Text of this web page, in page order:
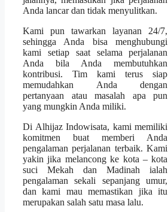
Anda lancar dan tidak menyulitkan.
Kami pun tawarkan layanan 24/7,
sehingga Anda bisa menghubungi
kami setiap saat selama perjalanan
Anda bila Anda membutuhkan
kontribusi. Tim kami terus siap
memudahkan Anda dengan
pertanyaan atau masalah apa pun
yang mungkin Anda miliki.
Di Alhijaz Indowisata, kami memiliki
komitmen buat memberi Anda
pengalaman perjalanan terbaik. Kami
yakin jika melancong ke kota – kota
suci Mekah dan Madinah ialah
pengalaman sekali sepanjang umur,
dan kami mau memastikan jika itu
merupakan salah satu masa lalu.